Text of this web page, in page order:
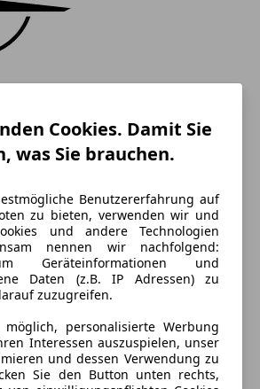
Cookies. Damit Sie
was Sie brauchen.
Benutzererfahrung auf
zu bieten, verwenden wir und
und andere Technologien
nennen wir nachfolgend:
Geräteinformationen und
Daten (z.B. IP Adressen) zu
zuzugreifen.
personalisierte Werbung
Interessen auszuspielen, unser
und dessen Verwendung zu
Sie den Button unten rechts,